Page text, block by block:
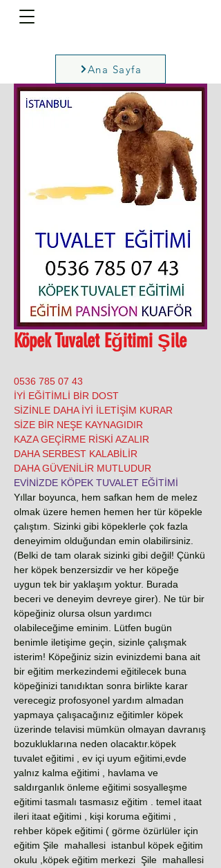
Ana Sayfa
Köpek Tuvalet Eğitimi Şile
0536 785 07 43
İYİ EĞİTİMLİ BİR DOST
SİZİNLE DAHA İYİ İLETİŞİM KURAR
SİZE BİR NEŞE KAYNAGIDIR
KAZA GEÇİRME RİSKİ AZALIR
DAHA SERBEST KALABİLİR
DAHA GÜVENİLİR MUTLUDUR
EVİNİZDE KÖPEK TUVALET EĞİTİMİ
Yıllar boyunca, hem safkan hem de melez
olmak üzere hemen hemen her tür köpekle
çalıştım. Sizinki gibi köpeklerle çok fazla
deneyimim olduğundan emin olabilirsiniz.
(Belki de tam olarak sizinki gibi değil! Çünkü
her köpek benzersizdir ve her köpeğe
uygun tek bir yaklaşım yoktur. Burada
beceri ve deneyim devreye girer). Ne tür bir
köpeğiniz olursa olsun yardımcı
olabileceğime eminim. Lütfen bugün
benimle iletişime geçin, sizinle çalışmak
isterim! Köpeğiniz sizin evinizdemi bana ait
bir eğitim merkezindemi eğitilecek buna
köpeğinizi tanıdıktan sonra birlikte karar
verecegiz profosyonel yardım almadan
yapmaya çalışacağınız eğitimler köpek
üzerinde telavisi mümkün olmayan davranış
bozukluklarına neden olacaktır.köpek
tuvalet eğitimi , ev içi uyum eğitimi,evde
yalnız kalma eğitimi , havlama ve
saldırganlık önleme eğitimi sosyalleşme
eğitimi tasmalı tasmasız eğitim . temel itaat
ileri itaat eğitimi , kişi koruma eğitimi ,
rehber köpek eğitimi ( görme özürlüler için
eğitim Şile mahallesi istanbul köpek eğitim
okulu ,köpek eğitim merkezi Şile mahallesi